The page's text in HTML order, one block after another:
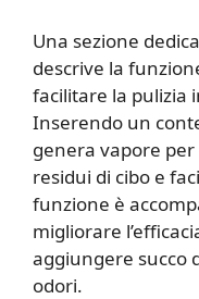
Una sezione
descrive la
facilitare la pulizia
Inserendo un
genera vapore
residui di cibo e
funzione è
migliorare
aggiungere succo
odori.